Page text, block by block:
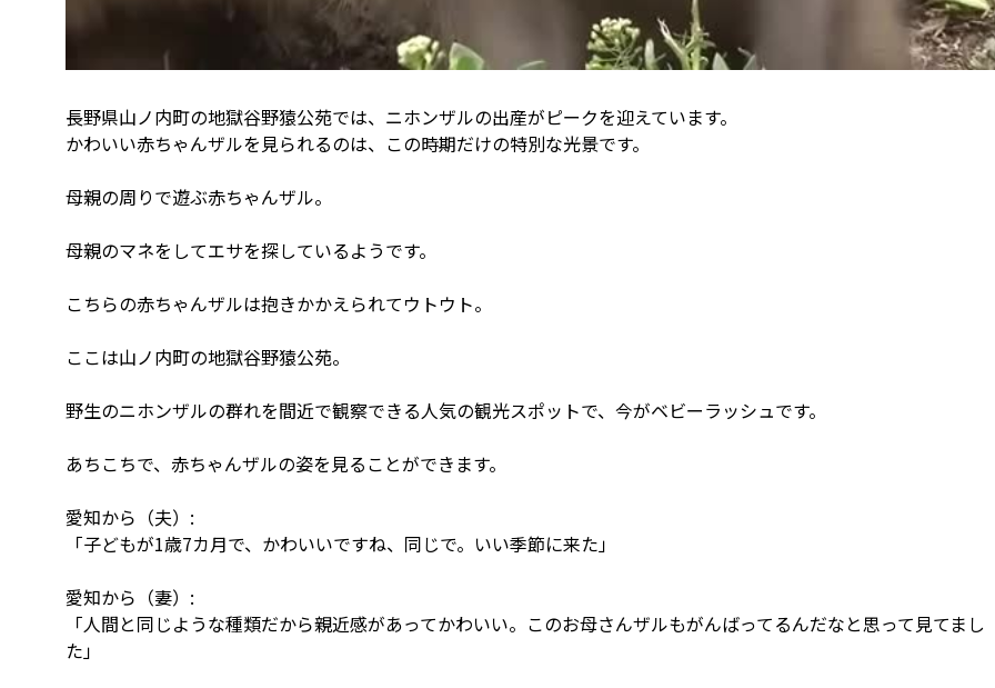
長野県山ノ内町の地獄谷野猿公苑では、ニホンザルの出産がピークを迎えています。
かわいい赤ちゃんザルを見られるのは、この時期だけの特別な光景です。
母親の周りで遊ぶ赤ちゃんザル。
母親のマネをしてエサを探しているようです。
こちらの赤ちゃんザルは抱きかかえられてウトウト。
ここは山ノ内町の地獄谷野猿公苑。
野生のニホンザルの群れを間近で観察できる人気の観光スポットで、今がベビーラッシュです。
あちこちで、赤ちゃんザルの姿を見ることができます。
愛知から（夫）:
「子どもが1歳7カ月で、かわいいですね、同じで。いい季節に来た」
愛知から（妻）:
「人間と同じような種類だから親近感があってかわいい。このお母さんザルもがんばってるんだなと思って見てまし
た」